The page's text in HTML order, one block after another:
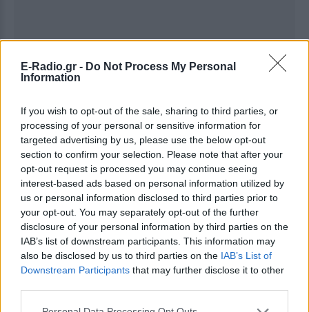
E-Radio.gr - Do Not Process My Personal
Information
If you wish to opt-out of the sale, sharing to third parties, or
processing of your personal or sensitive information for
targeted advertising by us, please use the below opt-out
section to confirm your selection. Please note that after your
opt-out request is processed you may continue seeing
interest-based ads based on personal information utilized by
us or personal information disclosed to third parties prior to
your opt-out. You may separately opt-out of the further
disclosure of your personal information by third parties on the
IAB’s list of downstream participants. This information may
also be disclosed by us to third parties on the IAB’s List of
Downstream Participants that may further disclose it to other
Ακολουθήστε το E-Radio.gr στο Google News
και μάθετε πρώτοιτα πιο hot νέα.
Για ακόμη περισσότερανέα, μπείτε στηνροή
ειδήσεωντου E-Daily.gr
Ακολουθήστε το E-Radio.gr και στο Instagram